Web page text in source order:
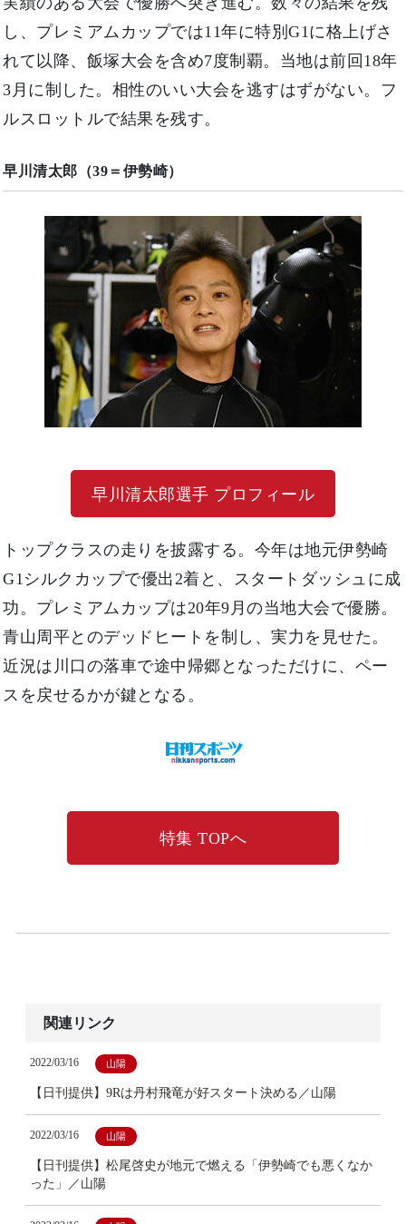
し、プレミアムカップでは11年に特別G1に格上げさ
れて以降、飯塚大会を含め7度制覇。当地は前回18年
3月に制した。相性のいい大会を逃すはずがない。フ
ルスロットルで結果を残す。
早川清太郎（39＝伊勢崎）
早川清太郎選手 プロフィール
トップクラスの走りを披露する。今年は地元伊勢崎
G1シルクカップで優出2着と、スタートダッシュに成
功。プレミアムカップは20年9月の当地大会で優勝。
青山周平とのデッドヒートを制し、実力を見せた。
近況は川口の落車で途中帰郷となっただけに、ペー
スを戻せるかが鍵となる。
特集 TOPへ
関連リンク
2022/03/16 山陽
【日刊提供】9Rは丹村飛竜が好スタート決める／山陽
2022/03/16 山陽
【日刊提供】松尾啓史が地元で燃える「伊勢崎でも悪くなか
った」／山陽